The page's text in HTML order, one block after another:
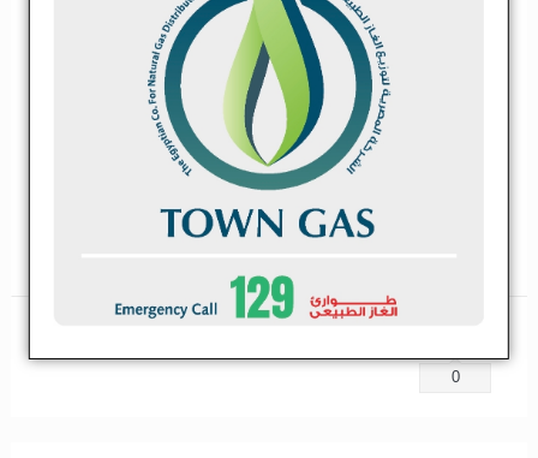
وصل منذ قليل المهندس كريم بدوي وزير البترول والثروة المعدنية إلى
موقـع إنتاج حقل البركــة فى كـوم أمبـو بمحافظـة أســــوان التابع
لشركة جنوب الوادى المصرية القابضــة للبترول، لمتابعة سير الع...
0